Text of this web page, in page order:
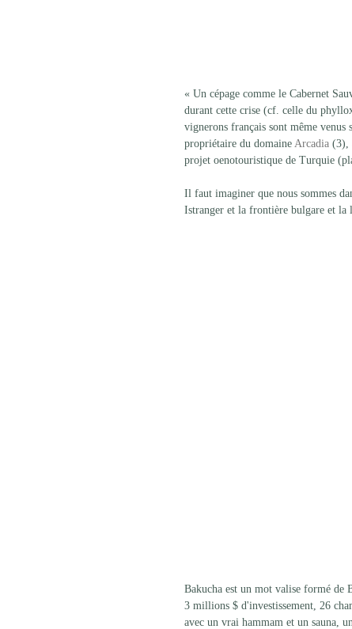
« Un cépage comme le Cabernet
durant cette crise (cf. celle du
vignerons français sont même venus
propriétaire du domaine Arcadia (3),
projet oenotouristique de Turquie
Il faut imaginer que nous sommes
Istranger et la frontière bulgare et la
Bakucha est un mot valise formé de
3 millions $ d'investissement, 26
avec un vrai hammam et un sauna,